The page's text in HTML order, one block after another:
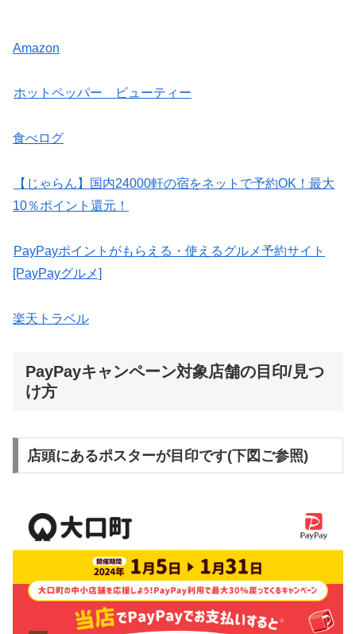
Amazon
ホットペッパー ビューティー
食べログ
【じゃらん】国内24000軒の宿をネットで予約OK！最大
10％ポイント還元！
PayPayポイントがもらえる・使えるグルメ予約サイト
[PayPayグルメ]
楽天トラベル
PayPayキャンペーン対象店舗の目印/見つ
け方
店頭にあるポスターが目印です(下図ご参照)